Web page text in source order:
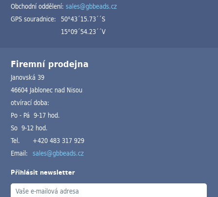
Obchodní oddělení:sales@gbbeads.cz
GPS souradnice: 50°43´15.73´´S
15°09´54.23´´V
Firemní prodejna
Janovská 39
46604 Jablonec nad Nisou
otvírací doba:
Po - Pá 9-17 hod.
So 9-12 hod.
Tel.
+420 483 317 929
Email: sales@gbbeads.cz
Přihlásit newsletter